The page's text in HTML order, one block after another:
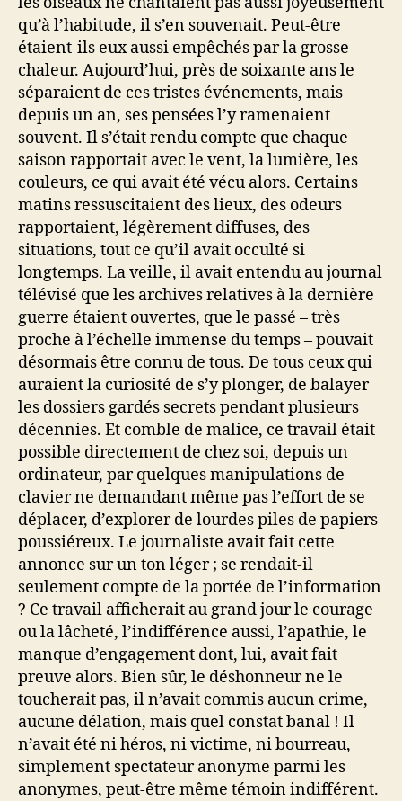
qu’à l’habitude, il s’en souvenait. Peut-être
étaient-ils eux aussi empêchés par la grosse
chaleur. Aujourd’hui, près de soixante ans le
séparaient de ces tristes événements, mais
depuis un an, ses pensées l’y ramenaient
souvent. Il s’était rendu compte que chaque
saison rapportait avec le vent, la lumière, les
couleurs, ce qui avait été vécu alors. Certains
matins ressuscitaient des lieux, des odeurs
rapportaient, légèrement diffuses, des
situations, tout ce qu’il avait occulté si
longtemps. La veille, il avait entendu au journal
télévisé que les archives relatives à la dernière
guerre étaient ouvertes, que le passé – très
proche à l’échelle immense du temps – pouvait
désormais être connu de tous. De tous ceux qui
auraient la curiosité de s’y plonger, de balayer
les dossiers gardés secrets pendant plusieurs
décennies. Et comble de malice, ce travail était
possible directement de chez soi, depuis un
ordinateur, par quelques manipulations de
clavier ne demandant même pas l’effort de se
déplacer, d’explorer de lourdes piles de papiers
poussiéreux. Le journaliste avait fait cette
annonce sur un ton léger ; se rendait-il
seulement compte de la portée de l’information
? Ce travail afficherait au grand jour le courage
ou la lâcheté, l’indifférence aussi, l’apathie, le
manque d’engagement dont, lui, avait fait
preuve alors. Bien sûr, le déshonneur ne le
toucherait pas, il n’avait commis aucun crime,
aucune délation, mais quel constat banal ! Il
n’avait été ni héros, ni victime, ni bourreau,
simplement spectateur anonyme parmi les
anonymes, peut-être même témoin indifférent.